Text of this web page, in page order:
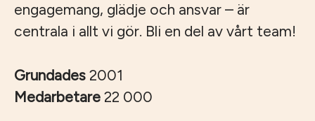
engagemang, glädje och ansvar – är
centrala i allt vi gör. Bli en del av vårt team!
Grundades 2001
Medarbetare 22 000